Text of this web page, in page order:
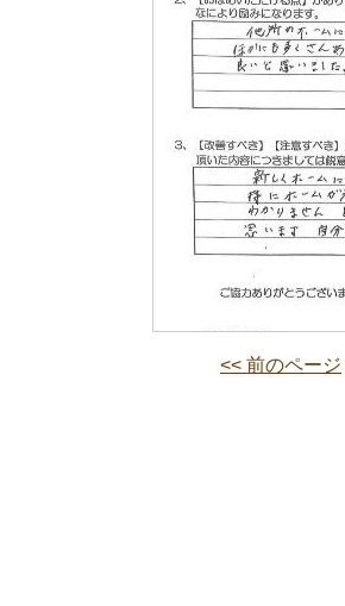
<< 前のページ